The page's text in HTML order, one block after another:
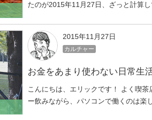
たのが2015年11月27日、ざっと計算
2015年11月27日
カルチャー
お金をあまり使わない日常生
こんにちは、エリックです！ よく喫茶
ー飲みながら、パソコンで働くのは楽